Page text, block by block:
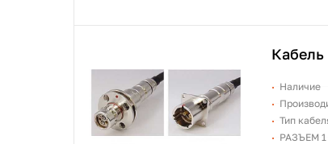
Кабель
Наличие
Тип
РАЗЪЕМ 1